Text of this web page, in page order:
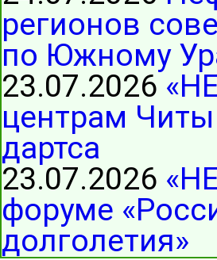
регионов
по Южному
23.07.2026
центрам
дартса
23.07.2026
форуме
долголетия»